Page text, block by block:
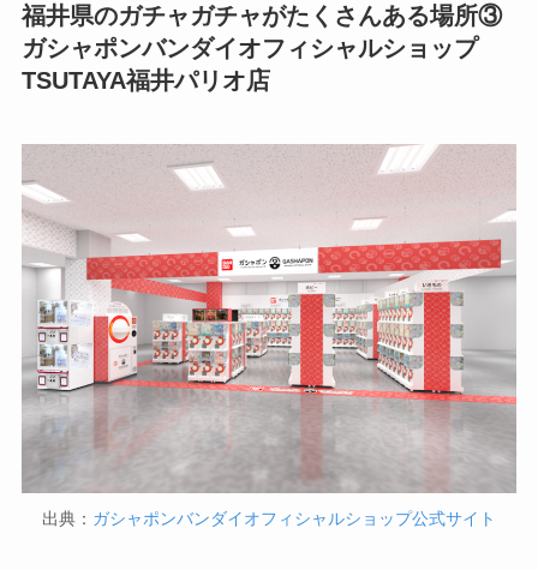
福井県のガチャガチャがたくさんある場所③
ガシャポンバンダイオフィシャルショップ
TSUTAYA福井パリオ店
出典： ガシャポンバンダイオフィシャルショップ公式サイト